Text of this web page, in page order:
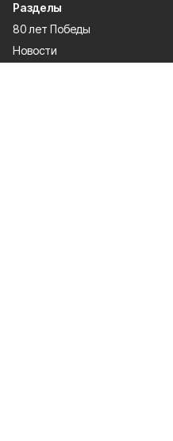
Разделы
80 лет Победы
Новости